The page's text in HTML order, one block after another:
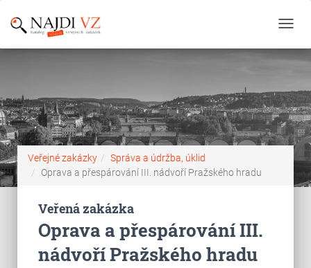
Veřejné zakázky
Správa a údržba, úklid
Oprava a přespárování III. nádvoří Pražského hradu
Veřená zakázka
Oprava a přespárování III.
nádvoří Pražského hradu